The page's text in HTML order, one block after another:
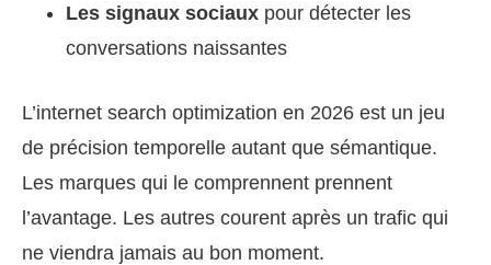
Les signaux sociaux pour détecter les
conversations naissantes
L’internet search optimization en 2026 est un jeu
de précision temporelle autant que sémantique.
Les marques qui le comprennent prennent
l’avantage. Les autres courent après un trafic qui
ne viendra jamais au bon moment.